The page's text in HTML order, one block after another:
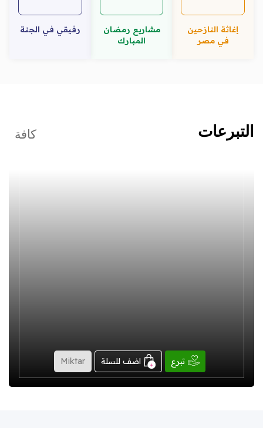
إغاثة النازحين
في مصر
مشاريع رمضان
المبارك
رفيقي في الجنة
التبرعات كافة
اضف للسلة تبرع